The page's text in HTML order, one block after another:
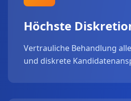
Höchste
Vertrauliche Behandlung
und diskrete